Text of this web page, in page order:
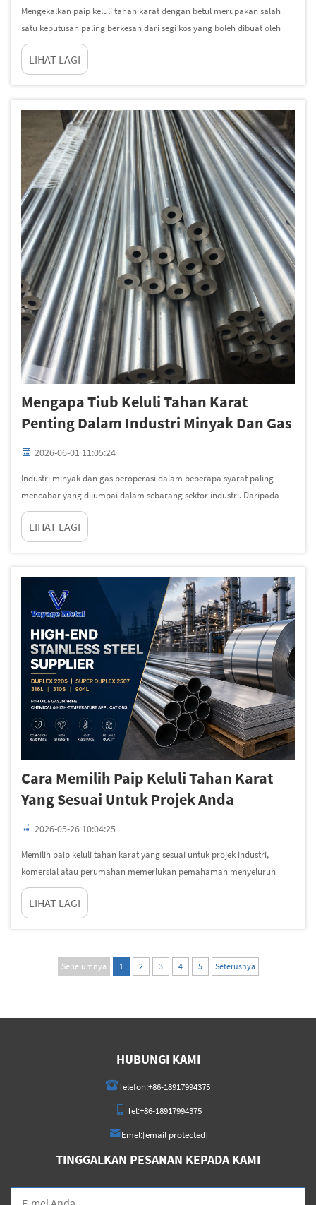
Mengekalkan paip keluli tahan karat dengan betul merupakan salah
satu keputusan paling berkesan dari segi kos yang boleh dibuat oleh
pengurus kemudahan industri atau projek pembinaan. Walaupun keluli
tahan karat secara semula jadi tahan terhadap kakisan dan tekanan
mekanikal, ia bukan sepenuhnya...
LIHAT LAGI
Mengapa Tiub Keluli Tahan Karat
Penting Dalam Industri Minyak Dan Gas
2026-06-01 11:05:24
Industri minyak dan gas beroperasi dalam beberapa syarat paling
mencabar yang dijumpai dalam sebarang sektor industri. Daripada
platform pengekstrakan laut dalam hingga kilang penapisan darat dan
kemudahan pemprosesan petrokimia, infrastruktur yang digunakan
untuk mengangkut hidrokarbon...
LIHAT LAGI
Cara Memilih Paip Keluli Tahan Karat
Yang Sesuai Untuk Projek Anda
2026-05-26 10:04:25
Memilih paip keluli tahan karat yang sesuai untuk projek industri,
komersial atau perumahan memerlukan pemahaman menyeluruh
tentang sifat bahan, keperluan aplikasi dan jangkaan prestasi. Proses
pengambilan keputusan melibatkan...
LIHAT LAGI
Sebelumnya 1 2 3 4 5 Seterusnya
HUBUNGI KAMI
Telefon:+86-18917994375
Tel:+86-18917994375
Emel:[email protected]
TINGGALKAN PESANAN KEPADA KAMI